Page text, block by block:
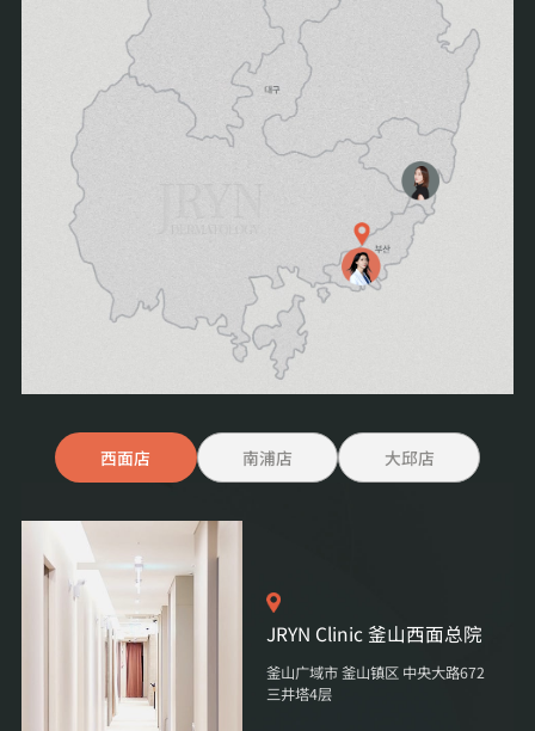
西面店 南浦店 大邱店
JRYN Clinic 釜山西面总院
釜山广域市 釜山镇区 中央大路672
三井塔4层